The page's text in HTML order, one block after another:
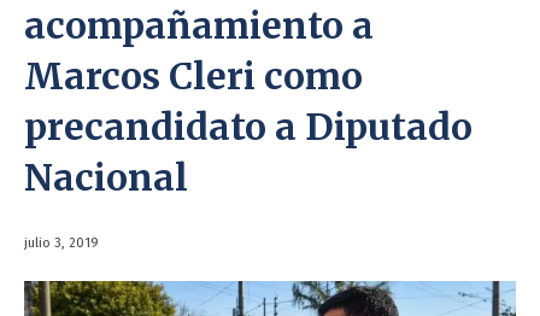
acompañamiento a
Marcos Cleri como
precandidato a Diputado
Nacional
julio 3, 2019